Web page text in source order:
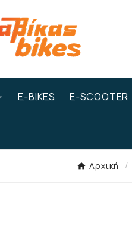
E-BIKES E-SCOOTER
Αρχική